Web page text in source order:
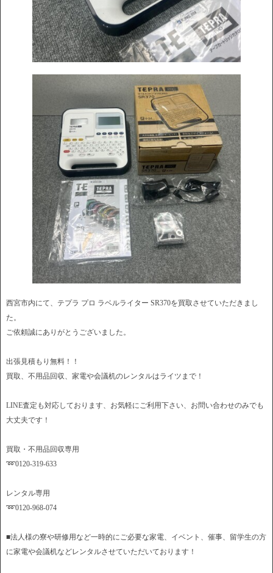
西宮市内にて、テプラ プロ ラベルライター SR370を買取させていただきまし
た。
ご依頼誠にありがとうございました。
出張見積もり無料！！
買取、不用品回収、家電や会議机のレンタルはライツまで！
LINE査定も対応しております、お気軽にご利用下さい、お問い合わせのみでも
大丈夫です！
買取・不用品回収専用
➿0120-319-633
レンタル専用
➿0120-968-074
■法人様の寮や研修用など一時的にご必要な家電、イベント、催事、留学生の方
に家電や会議机などレンタルさせていただいております！